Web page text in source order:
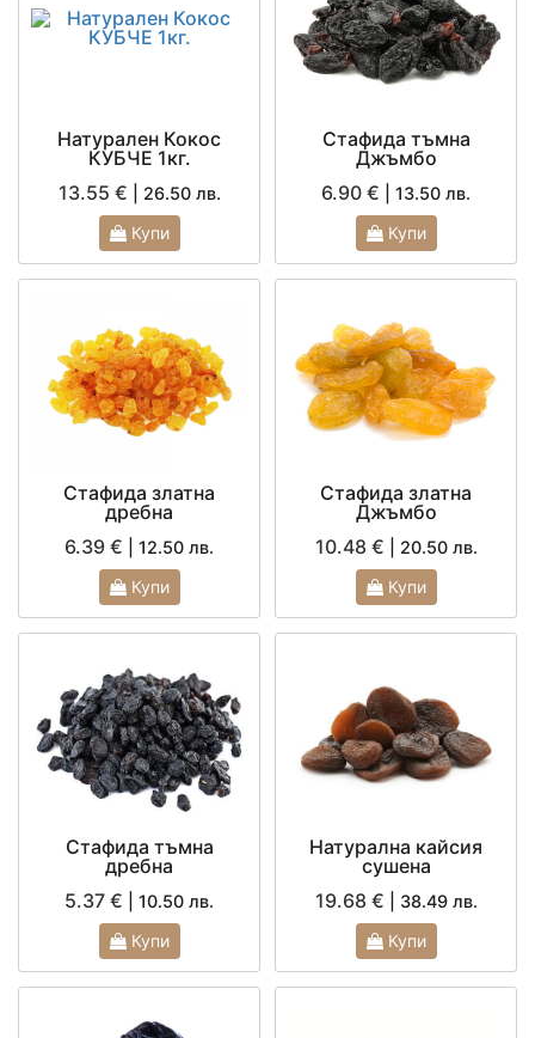
Натурален Кокос
КУБЧЕ 1кг.
13.55 €
| 26.50 лв.
Купи
Стафида тъмна
Джъмбо
6.90 €
| 13.50 лв.
Купи
Стафида златна
дребна
6.39 €
| 12.50 лв.
Купи
Стафида златна
Джъмбо
10.48 €
| 20.50 лв.
Купи
Стафида тъмна
дребна
5.37 €
| 10.50 лв.
Купи
Натурална кайсия
сушена
19.68 €
| 38.49 лв.
Купи